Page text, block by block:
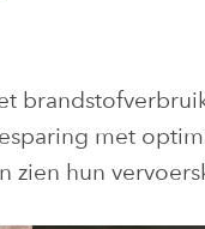
met
zien hun